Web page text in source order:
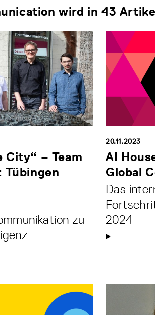
wird in 43
City“ – Team
zu
20.11.2023
AI
Global
Das
2024